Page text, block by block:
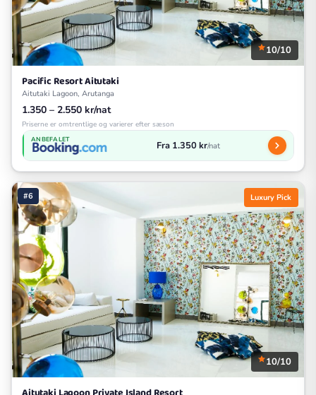
10/10
Pacific Resort Aitutaki
Aitutaki Lagoon, Arutanga
1.350 – 2.550 kr/nat
Priserne er omtrentlige og varierer efter sæson
ANBEFALET Fra 1.350 kr/nat
#6 Luxury Pick
10/10